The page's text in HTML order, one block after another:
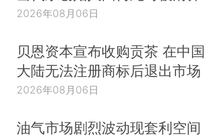
2026年08月06日
贝恩资本宣布收购贡茶 在中国
大陆无法注册商标后退出市场
2026年08月06日
油气市场剧烈波动现套利空间